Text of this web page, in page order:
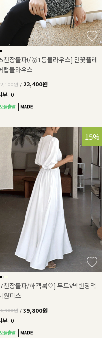
천장돌파!/🥇1등블라우스] 잔꽃플레
랩블라우스
원 / 22,400원
뷰 : 0
15%
천장돌파/하객룩🤍] 무드V넥밴딩맥
원피스
원 / 39,800원
뷰 : 0